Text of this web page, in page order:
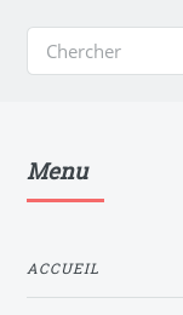
Menu
ACCUEIL